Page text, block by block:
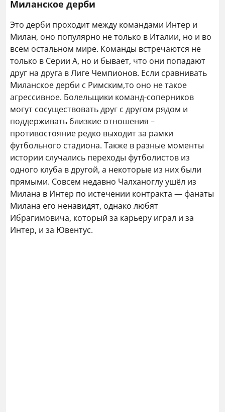
Миланское дерби
Это дерби проходит между командами Интер и
Милан, оно популярно не только в Италии, но и во
всем остальном мире. Команды встречаются не
только в Серии А, но и бывает, что они попадают
друг на друга в Лиге Чемпионов. Если сравнивать
Миланское дерби с Римским,то оно не такое
агрессивное. Болельщики команд-соперников
могут сосуществовать друг с другом рядом и
поддерживать близкие отношения –
противостояние редко выходит за рамки
футбольного стадиона. Также в разные моменты
истории случались переходы футболистов из
одного клуба в другой, а некоторые из них были
прямыми. Совсем недавно Чалханоглу ушёл из
Милана в Интер по истечении контракта — фанаты
Милана его ненавидят, однако любят
Ибрагимовича, который за карьеру играл и за
Интер, и за Ювентус.